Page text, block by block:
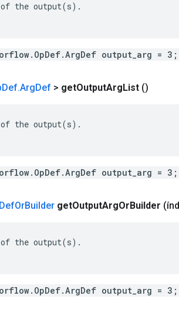
the output(s).
output_arg = 3;
Def.ArgDef > getOutputArgList ()
the output(s).
output_arg = 3;
DefOrBuilder getOutputArgOrBuilder
the output(s).
output_arg = 3;